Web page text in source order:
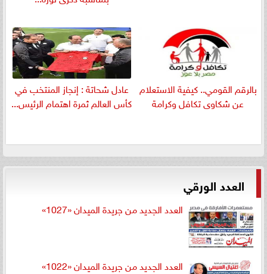
بالرقم القومي.. كيفية الاستعلام
عن شكاوى تكافل وكرامة
عادل شحاتة : إنجاز المنتخب في
كأس العالم ثمرة اهتمام الرئيس...
العدد الورقي
العدد الجديد من جريدة الميدان «1027»
العدد الجديد من جريدة الميدان «1022»